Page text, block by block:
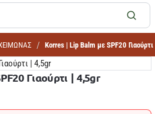
Korres | Lip Balm με SPF20
Γιαούρτι | 4,5gr